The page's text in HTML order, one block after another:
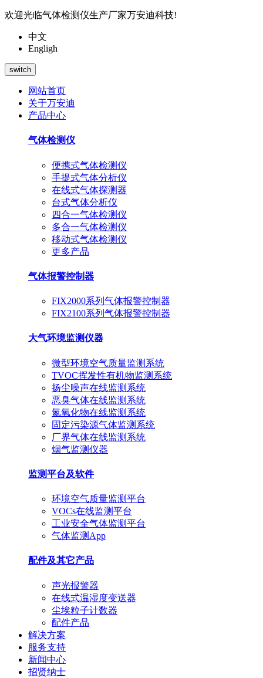
欢迎光临气体检测仪生产厂家万安迪科技!
中文
Engligh
switch
网站首页
关于万安迪
产品中心
气体检测仪
便携式气体检测仪
手提式气体分析仪
在线式气体探测器
台式气体分析仪
四合一气体检测仪
多合一气体检测仪
移动式气体检测仪
更多产品
气体报警控制器
FIX2000系列气体报警控制器
FIX2100系列气体报警控制器
大气环境监测仪器
微型环境空气质量监测系统
TVOC挥发性有机物监测系统
扬尘噪声在线监测系统
恶臭气体在线监测系统
氮氧化物在线监测系统
固定污染源气体监测系统
厂界气体在线监测系统
烟气监测仪器
监测平台及软件
环境空气质量监测平台
VOCs在线监测平台
工业安全气体监测平台
气体监测App
配件及其它产品
声光报警器
在线式温湿度变送器
尘埃粒子计数器
配件产品
解决方案
服务支持
新闻中心
招贤纳士